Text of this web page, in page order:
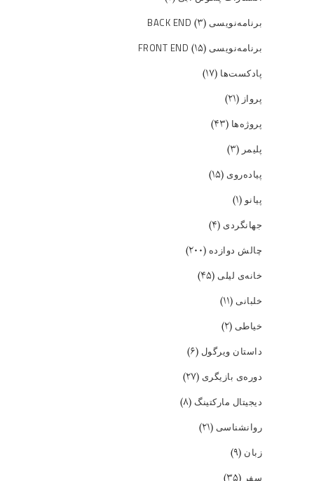
برنامه‌نویسی BACK END (۳)
برنامه‌نویسی FRONT END (۱۵)
پادکست‌ها (۱۷)
پرواز (۲۱)
پروژه‌ها (۴۳)
پلیمر (۳)
پیاده‌روی (۱۵)
پیانو (۱)
جهانگردی (۴)
چالش دوازده (۲۰۰)
خانه‌ی لیلی (۴۵)
خلبانی (۱۱)
خیاطی (۲)
داستان ویرگول (۶)
دوره‌ی بازیگری (۲۷)
دیجیتال مارکتینگ (۸)
روانشناسی (۲۱)
زبان (۹)
سفر